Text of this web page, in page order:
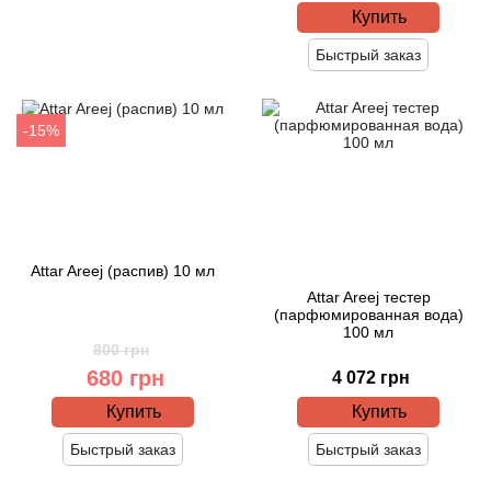
Купить
Быстрый заказ
-15%
Attar Areej (распив) 10 мл
800 грн
680 грн
Купить
Быстрый заказ
Attar Areej тестер
(парфюмированная вода)
100 мл
4 072 грн
Купить
Быстрый заказ
Azalia Parfums
Baldinini
Balmain
Bamotte